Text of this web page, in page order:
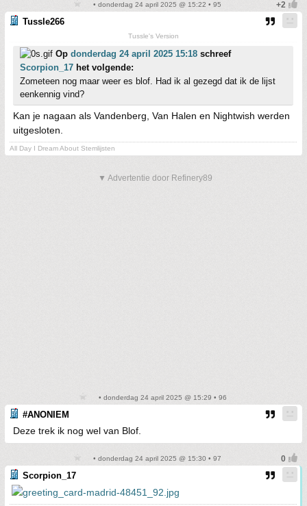
• donderdag 24 april 2025 @ 15:22 • 95
Tussle266
Tussle's Version
Op donderdag 24 april 2025 15:18 schreef
Scorpion_17 het volgende:
Zometeen nog maar weer es blof. Had ik al gezegd dat ik de lijst
eenkennig vind?
Kan je nagaan als Vandenberg, Van Halen en Nightwish werden
uitgesloten.
All Day I Dream About Stemlijsten
▼ Advertentie door Refinery89
• donderdag 24 april 2025 @ 15:29 • 96
#ANONIEM
Deze trek ik nog wel van Blof.
• donderdag 24 april 2025 @ 15:30 • 97
Scorpion_17